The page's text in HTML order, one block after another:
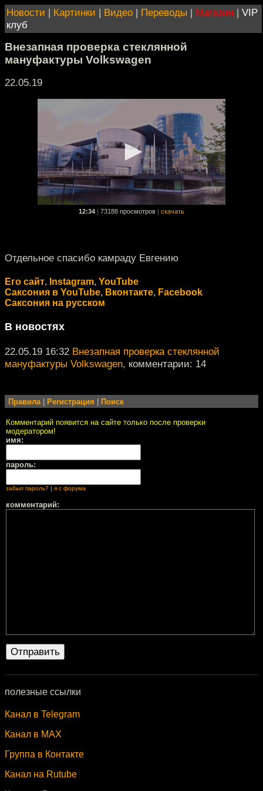
Новости | Картинки | Видео | Переводы | Магазин | VIP
клуб
Внезапная проверка стеклянной
мануфактуры Volkswagen
22.05.19
12:34 73188 просмотров скачать
Отдельное спасибо камраду Евгению
Его сайт, Instagram, YouTube
Саксония в YouTube, Вконтакте, Facebook
Саксония на русском
В новостях
22.05.19 16:32 Внезапная проверка стеклянной
мануфактуры Volkswagen, комментарии: 14
Правила| Регистрация Поиск
Комментарий появится на сайте только после проверки
модератором!
имя:
пароль:
забыл пароль? я с форума
комментарий:
полезные ссылки
Канал в Telegram
Канал в MAX
Группа в Контакте
Канал на Rutube